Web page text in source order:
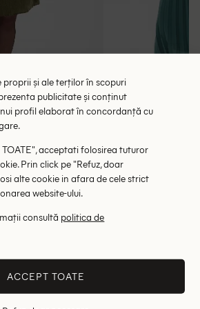
Curve, verde
lei
au fost interesati de
proprii și ale terților în scopuri
publicitate și conținut
profil elaborat în concordanță cu
acceptati folosirea tuturor
Prin click pe "Refuz, doar
alte cookie in afara de cele strict
website-ului.
consultă politica de
ACCEPT TOATE